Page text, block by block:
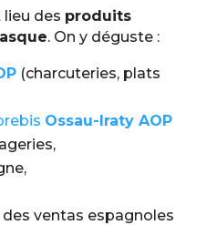
lieu des produits
. On y déguste :
(charcuteries, plats
Ossau-Iraty AOP
ventas espagnoles